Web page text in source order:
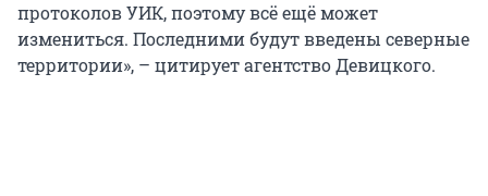
протоколов УИК, поэтому всё ещё может
измениться. Последними будут введены северные
территории», – цитирует агентство Девицкого.